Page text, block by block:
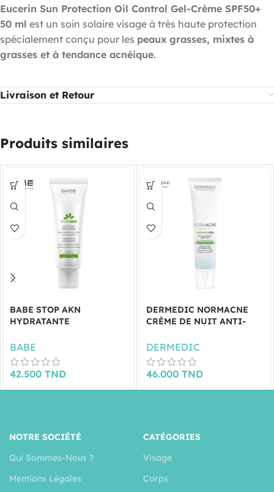
Eucerin Sun Protection Oil Control Gel-Crème SPF50+
50 ml est un soin solaire visage à très haute protection
spécialement conçu pour les peaux grasses, mixtes à
grasses et à tendance acnéique.
Livraison et Retour
Produits similaires
BABE STOP AKN
HYDRATANTE
BABE
42.500 TND
DERMEDIC NORMACNE
CRÈME DE NUIT ANTI-
DERMEDIC
46.000 TND
NOTRE SOCIÉTÉ
Qui Sommes-Nous ?
Mentions Légales
CATÉGORIES
Visage
Corps